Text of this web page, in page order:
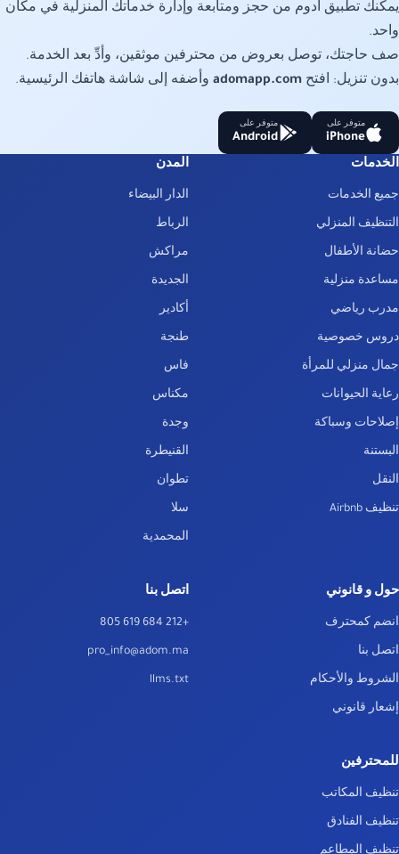
يمكنك تطبيق أدوم من حجز ومتابعة وإدارة خدماتك المنزلية في مكان
واحد.
صف حاجتك، توصل بعروض من محترفين موثقين، وأدِّ بعد الخدمة.
بدون تنزيل: افتح adomapp.com وأضفه إلى شاشة هاتفك الرئيسية.
متوفر على
iPhone
متوفر على
Android
الخدمات
جميع الخدمات
التنظيف المنزلي
حضانة الأطفال
مساعدة منزلية
مدرب رياضي
دروس خصوصية
جمال منزلي للمرأة
رعاية الحيوانات
إصلاحات وسباكة
البستنة
النقل
تنظيف Airbnb
المدن
الدار البيضاء
الرباط
مراكش
الجديدة
أكادير
طنجة
فاس
مكناس
وجدة
القنيطرة
تطوان
سلا
المحمدية
حول و قانوني
انضم كمحترف
اتصل بنا
الشروط والأحكام
إشعار قانوني
اتصل بنا
+212 684 619 805
pro_info@adom.ma
llms.txt
للمحترفين
تنظيف المكاتب
تنظيف الفنادق